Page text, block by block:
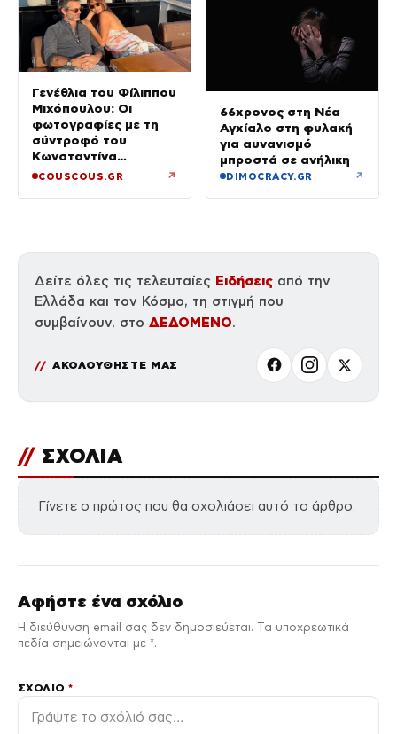
Γενέθλια του Φίλιππου
Μιχόπουλου: Οι
φωτογραφίες με τη
σύντροφό του
Κωνσταντίνα
Ευρυπίδου και το
COUSCOUS.GR ↗
66χρονος στη Νέα
Αγχίαλο στη φυλακή
για αυνανισμό
μπροστά σε ανήλικη
DIMOCRACY.GR ↗
Δείτε όλες τις τελευταίες Ειδήσεις από την
Ελλάδα και τον Κόσμο, τη στιγμή που
συμβαίνουν, στο ΔΕΔΟΜΕΝΟ.
ΑΚΟΛΟΥΘΗΣΤΕ ΜΑΣ
// ΣΧΟΛΙΑ
Γίνετε ο πρώτος που θα σχολιάσει αυτό το άρθρο.
Αφήστε ένα σχόλιο
Η διεύθυνση email σας δεν δημοσιεύεται. Τα υποχρεωτικά
πεδία σημειώνονται με *.
ΣΧΌΛΙΟ*